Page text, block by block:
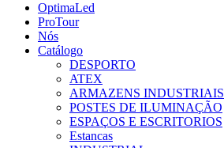
OptimaLed
ProTour
Nós
Catálogo
DESPORTO
ATEX
ARMAZENS INDUSTRIAIS
POSTES DE ILUMINAÇÃO
ESPAÇOS E ESCRITORIOS
Estancas